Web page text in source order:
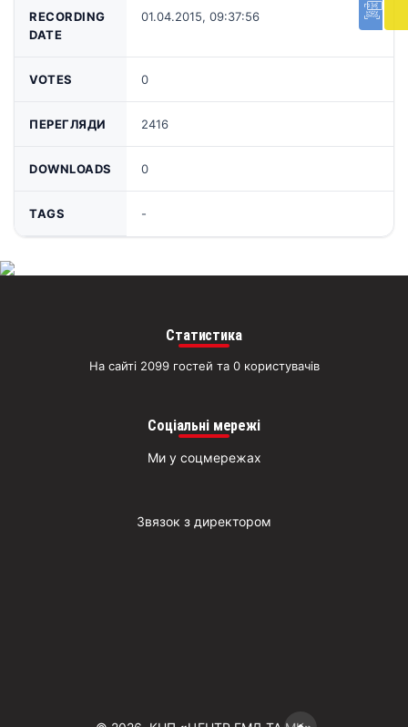
RECORDING
DATE
01.04.2015, 09:37:56
VOTES 0
ПЕРЕГЛЯДИ 2416
DOWNLOADS 0
TAGS -
Статистика
На сайті 2099 гостей та 0 користувачів
Соціальні мережі
Ми у соцмережах
Звязок з директором